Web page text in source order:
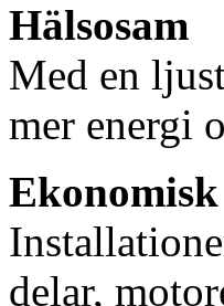
Hälsosam
Med en
mer energi
Ekonomisk
delar,